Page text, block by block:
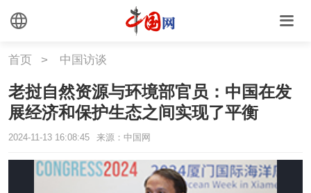
首页 > 中国访谈
老挝自然资源与环境部官员：中国在发
展经济和保护生态之间实现了平衡
2024-11-13 16:08:45 来源：中国网